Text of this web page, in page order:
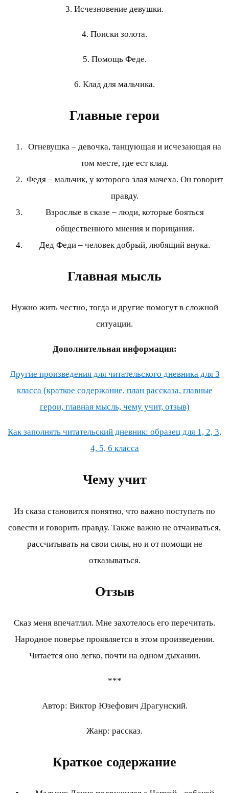
3. Исчезновение девушки.
4. Поиски золота.
5. Помощь Феде.
6. Клад для мальчика.
Главные герои
Огневушка – девочка, танцующая и исчезающая на
том месте, где ест клад.
Федя – мальчик, у которого злая мачеха. Он говорит
правду.
Взрослые в сказе – люди, которые бояться
общественного мнения и порицания.
Дед Феди – человек добрый, любящий внука.
Главная мысль
Нужно жить честно, тогда и другие помогут в сложной
ситуации.
Дополнительная информация:
Другие произведения для читательского дневника для 3
класса (краткое содержание, план рассказа, главные
герои, главная мысль, чему учит, отзыв)
Как заполнять читательский дневник: образец для 1, 2, 3,
4, 5, 6 класса
Чему учит
Из сказа становится понятно, что важно поступать по
совести и говорить правду. Также важно не отчаиваться,
рассчитывать на свои силы, но и от помощи не
отказываться.
Отзыв
Сказ меня впечатлил. Мне захотелось его перечитать.
Народное поверье проявляется в этом произведении.
Читается оно легко, почти на одном дыхании.
***
Автор: Виктор Юзефович Драгунский.
Жанр: рассказ.
Краткое содержание